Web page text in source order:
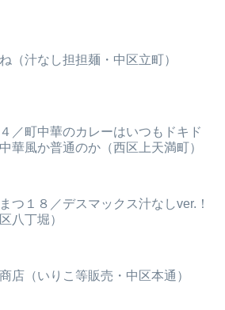
（汁なし担担麺・中区立町）
／町中華のカレーはいつもドキド
華風か普通のか（西区上天満町）
つ１８／デスマックス汁なしver.！
八丁堀）
店（いりこ等販売・中区本通）